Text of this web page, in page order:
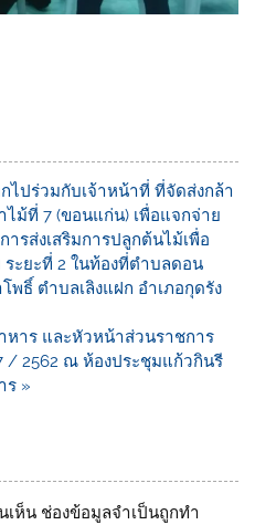
ปร่วมกับเจ้าหน้าที่ ที่จัดส่งกล้า
ม้ที่ 7 (ขอนแก่น) เพื่อแจกจ่าย
รส่งเสริมการปลูกต้นไม้เพื่อ
ะยะที่ 2 ในท้องที่ตำบลดอน
พธิ์ ตำบลเลิงแฝก อำเภอกุดรัง
หาร และหัวหน้าส่วนราชการ
/ 2562 ณ ห้องประชุมแก้วกินรี
ร »
เห็น ช่องข้อมูลจำเป็นถูกทำ